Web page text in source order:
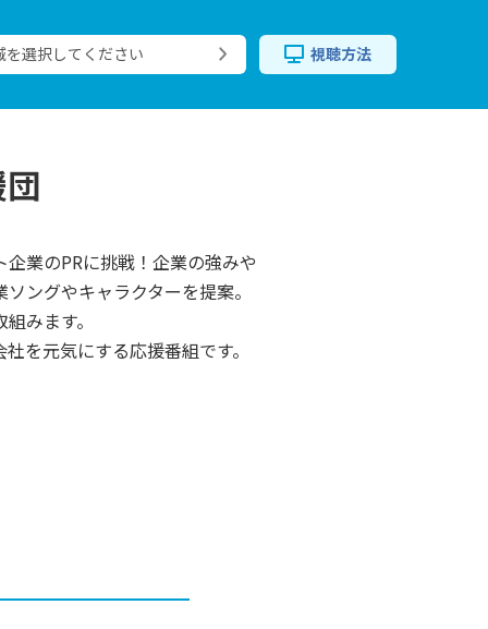
を選択してください 視聴方法
業のPRに挑戦！企業の強みや
ングやキャラクターを提案。
みます。
を元気にする応援番組です。